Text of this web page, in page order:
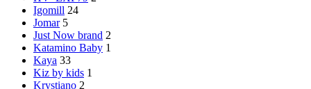
Igomill 24
Jomar 5
Just Now brand 2
Katamino Baby 1
Kaya 33
Kiz by kids 1
Krystiano 2